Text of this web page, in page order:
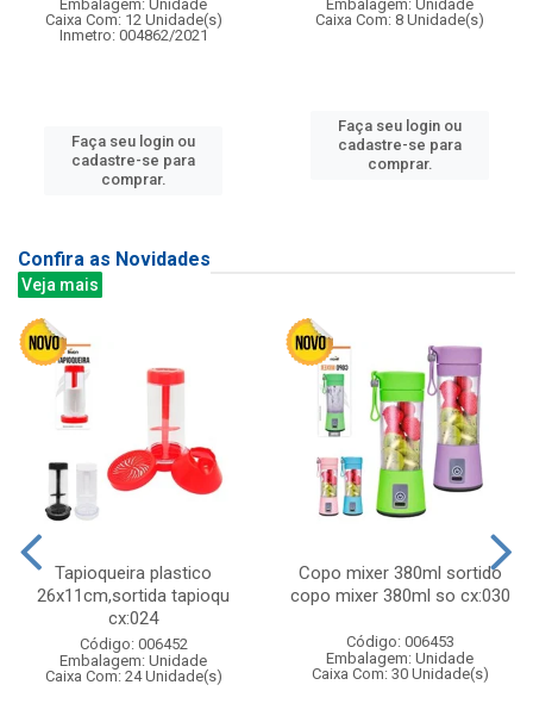
Embalagem: Unidade
Caixa Com: 12 Unidade(s)
Inmetro: 004862/2021
Faça seu login ou
cadastre-se para
comprar.
Embalagem: Unidade
Caixa Com: 8 Unidade(s)
Faça seu login ou
cadastre-se para
comprar.
Confira as Novidades
Veja mais
Tapioqueira plastico
26x11cm,sortida tapioqu
cx:024
Código: 006452
Embalagem: Unidade
Caixa Com: 24 Unidade(s)
Copo mixer 380ml sortido
copo mixer 380ml so cx:030
Código: 006453
Embalagem: Unidade
Caixa Com: 30 Unidade(s)